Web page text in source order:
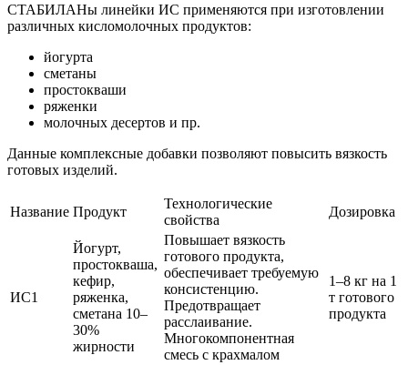
СТАБИЛАНы линейки ИС применяются при изготовлении
различных кисломолочных продуктов:
йогурта
сметаны
простокваши
ряженки
молочных десертов и пр.
Данные комплексные добавки позволяют повысить вязкость
готовых изделий.
Название Продукт
Технологические
свойства
Дозировка
ИС1
Йогурт,
простокваша,
кефир,
ряженка,
сметана 10–
30%
жирности
Повышает вязкость
готового продукта,
обеспечивает требуемую
консистенцию.
Предотвращает
расслаивание.
Многокомпонентная
смесь с крахмалом
1–8 кг на 1
т готового
продукта